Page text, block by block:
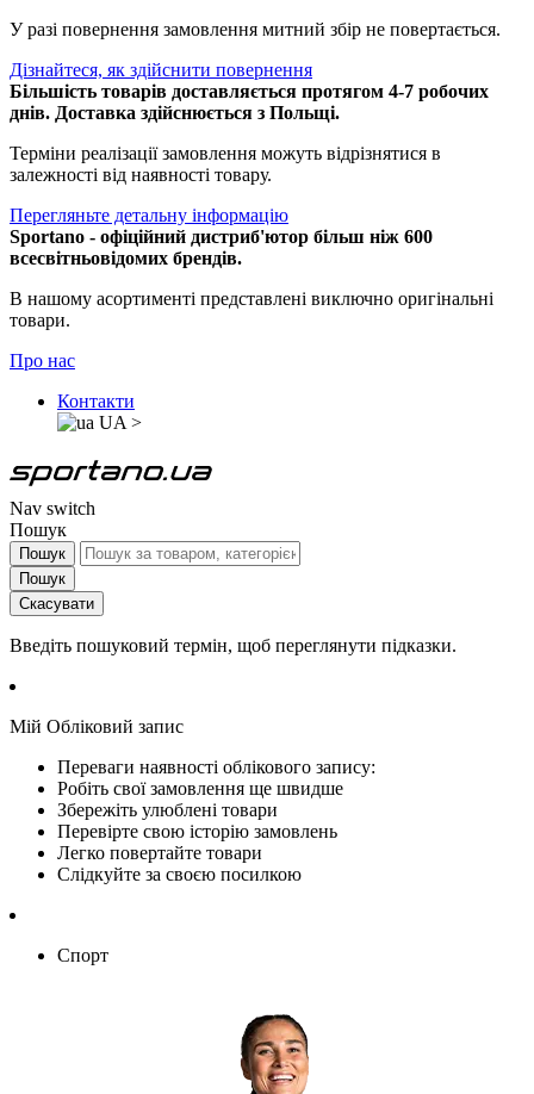
У разі повернення замовлення митний збір не повертається.
Дізнайтеся, як здійснити повернення
Більшість товарів доставляється протягом 4-7 робочих
днів. Доставка здійснюється з Польщі.
Терміни реалізації замовлення можуть відрізнятися в
залежності від наявності товару.
Перегляньте детальну інформацію
Sportano - офіційний дистриб'ютор більш ніж 600
всесвітньовідомих брендів.
В нашому асортименті представлені виключно оригінальні
товари.
Про нас
Контакти
UA >
Nav switch
Пошук
Пошук
Пошук
Скасувати
Введіть пошуковий термін, щоб переглянути підказки.
Мій Обліковий запис
Переваги наявності облікового запису:
Робіть свої замовлення ще швидше
Збережіть улюблені товари
Перевірте свою історію замовлень
Легко повертайте товари
Слідкуйте за своєю посилкою
Спорт